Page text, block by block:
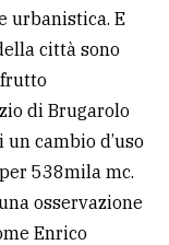
urbanistica. E
città sono
di Brugarolo
cambio d’uso
538mila mc.
osservazione
Enrico